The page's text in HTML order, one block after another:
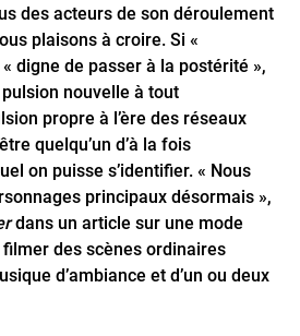
des acteurs de son déroulement
plaisons à croire. Si «
digne de passer à la postérité »,
nouvelle à tout
propre à l’ère des réseaux
quelqu’un d’à la fois
on puisse s’identifier. « Nous
principaux désormais »,
dans un article sur une mode
des scènes ordinaires
d’ambiance et d’un ou deux